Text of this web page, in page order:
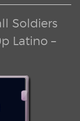
Soldiers
Latino –